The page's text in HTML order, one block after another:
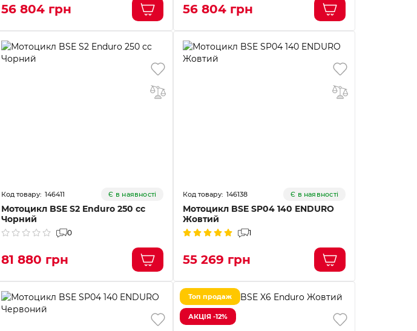
56 804 грн 56 804 грн
146411 Є в наявності
Мотоцикл BSE S2 Enduro 250 cc
Чорний
0
81 880 грн
146138 Є в наявності
Мотоцикл BSE SP04 140 ENDURO
Жовтий
1
55 269 грн
Топ продаж
АКЦІЯ -12%